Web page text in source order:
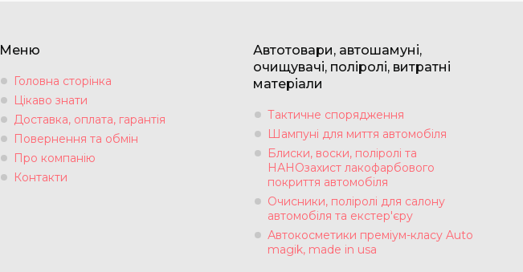
Меню
Головна сторінка
Цікаво знати
Доставка, оплата, гарантія
Повернення та обмін
Про компанію
Контакти
Автотовари, автошамуні,
очищувачі, поліролі, витратні
матеріали
Тактичне спорядження
Шампуні для миття автомобіля
Блиски, воски, поліролі та
НАНОзахист лакофарбового
покриття автомобіля
Очисники, поліролі для салону
автомобіля та екстер'єру
Автокосметики преміум-класу Auto
magik, made in usa